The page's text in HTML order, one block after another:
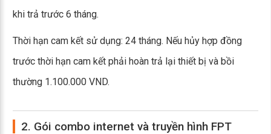
khi trả trước 6 tháng.
Thời hạn cam kết sử dụng: 24 tháng. Nếu hủy hợp đồng
trước thời hạn cam kết phải hoàn trả lại thiết bị và bồi
thường 1.100.000 VND.
2. Gói combo internet và truyền hình FPT